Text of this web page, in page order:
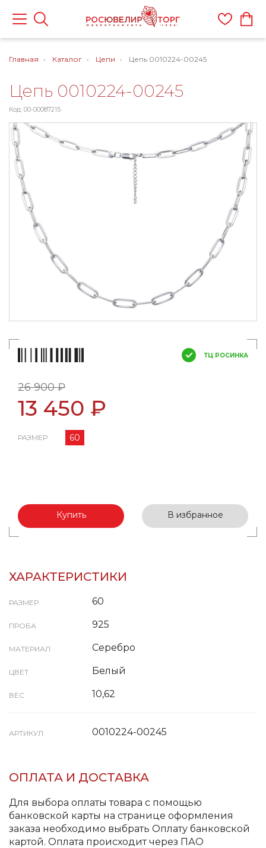
Главная Каталог Цепи Цепь 0010224-00245
Цепь 0010224-00245
Код: 00-00087215
ТЦ РОСИНКА
26 900 ₽
13 450 ₽
РАЗМЕР 60
Купить В избранное
ХАРАКТЕРИСТИКИ
РАЗМЕР 60
ПРОБА 925
МАТЕРИАЛ Серебро
ЦВЕТ Белый
ВЕС 10,62
АРТИКУЛ 0010224-00245
ОПЛАТА И ДОСТАВКА
Для выбора оплаты товара с помощью
банковской карты на странице оформления
заказа необходимо выбрать Оплату банковской
картой. Оплата происходит через ПАО